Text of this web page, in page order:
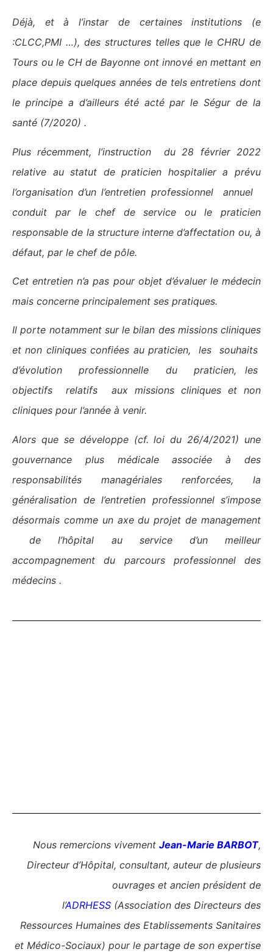
Déjà, et à l’instar de certaines institutions (e
:CLCC,PMI …), des structures telles que le CHRU de
Tours ou le CH de Bayonne ont innové en mettant en
place depuis quelques années de tels entretiens dont
le principe a d’ailleurs été acté par le Ségur de la
santé (7/2020) .
Plus récemment, l’instruction du 28 février 2022
relative au statut de praticien hospitalier a prévu
l’organisation d’un l’entretien professionnel annuel
conduit par le chef de service ou le praticien
responsable de la structure interne d’affectation ou, à
défaut, par le chef de pôle.
Cet entretien n’a pas pour objet d’évaluer le médecin
mais concerne principalement ses pratiques.
Il porte notamment sur le bilan des missions cliniques
et non cliniques confiées au praticien, les souhaits
d’évolution professionnelle du praticien, les
objectifs relatifs aux missions cliniques et non
cliniques pour l’année à venir.
Alors que se développe (cf. loi du 26/4/2021) une
gouvernance plus médicale associée à des
responsabilités managériales renforcées, la
généralisation de l’entretien professionnel s’impose
désormais comme un axe du projet de management
de l’hôpital au service d’un meilleur
accompagnement du parcours professionnel des
médecins .
Nous remercions vivement Jean-Marie BARBOT,
Directeur d’Hôpital, consultant, auteur de plusieurs
ouvrages et ancien président de
l’ADRHESS (Association des Directeurs des
Ressources Humaines des Etablissements Sanitaires
et Médico-Sociaux) pour le partage de son expertise